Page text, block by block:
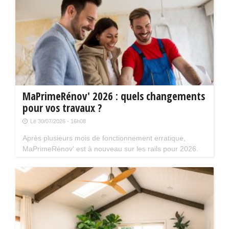
MaPrimeRénov' 2026 : quels changements
pour vos travaux ?
Le 30/07/2026 - 16h08
Après plusieurs mois de fonctionnement erratique,
MaPrimeRénov' est à nouveau sur les rails pour 2026.
limiter le nombre de chantiers éligibles. Tour d'horizon.